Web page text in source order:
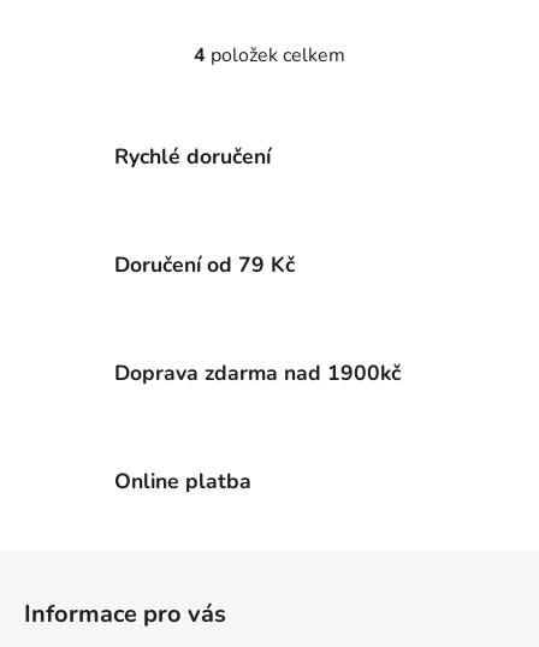
O
á
d
í
p
y
4 položek celkem
Rychlé doručení
Doručení od 79 Kč
Doprava zdarma nad 1900kč
Online platba
Informace pro vás